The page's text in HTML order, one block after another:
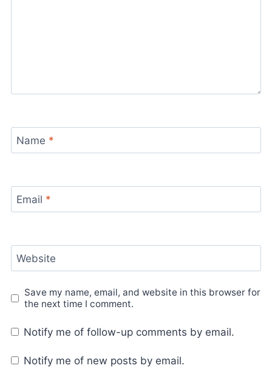
Name *
Email *
Website
Save my name, email, and website in this browser for
the next time I comment.
Notify me of follow-up comments by email.
Notify me of new posts by email.